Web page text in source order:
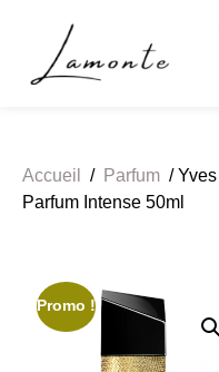
Accueil / Parfum /
Parfum Intense 50ml
Promo !